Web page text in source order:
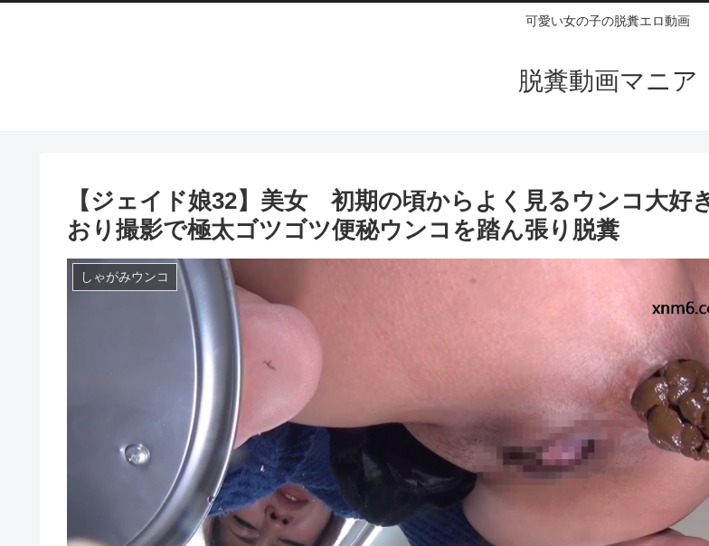
可愛い女の子の脱糞エロ動画
脱糞動画マニア
【ジェイド娘32】美女 初期の頃からよく見るウンコ大好
おり撮影で極太ゴツゴツ便秘ウンコを踏ん張り脱糞
しゃがみウンコ